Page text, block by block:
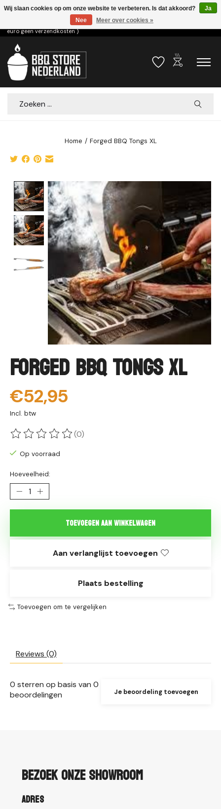
Voor 15.00u besteld dezelfde dag verzonden! ( 6,95 verzendkosten, vanaf 75
euro geen verzendkosten )
Verlanglijst
outdoor_grill
Zoeken
Home / Forged BBQ Tongs XL
Product image slideshow Items
Forged BBQ Tongs XL
€52,95
Incl. btw
De beoordeling van dit product is
(0)
Op voorraad
Hoeveelheid:
Toevoegen aan winkelwagen
Aan verlanglijst toevoegen
Plaats bestelling
Toevoegen om te vergelijken
Reviews (0)
0 sterren op basis van 0
beoordelingen
Je beoordeling toevoegen
Bezoek onze showroom
Adres
Wij slaan cookies op om onze website te verbeteren. Is dat akkoord?
Ja
Nee
Meer over cookies »